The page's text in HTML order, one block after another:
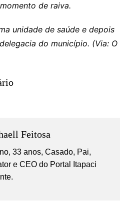
de raiva.
unidade de saúde e depois
do município. (Via: O
Feitosa
33 anos, Casado, Pai,
e CEO do Portal Itapaci